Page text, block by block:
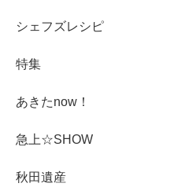
シェフズレシピ
特集
あきたnow！
急上☆SHOW
秋田遺産